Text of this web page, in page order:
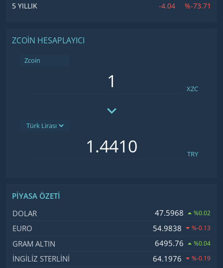
5 YILLIK
-4.04 %-73.71
ZCOIN HESAPLAYICI
Zcoin
XZC
TRY
PIYASA ÖZETI
İsim, Kod
DOLAR 47.5968 %0.02
EURO 54.9838 %-0.13
GRAM ALTIN 6495.76 %0.04
İNGILIZ STERLINI 64.1976 %-0.19